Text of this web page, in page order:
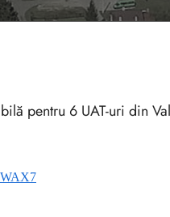
pentru 6 UAT-uri din